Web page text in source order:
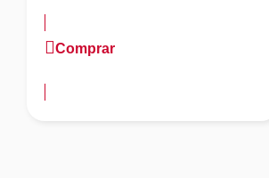
Comprar